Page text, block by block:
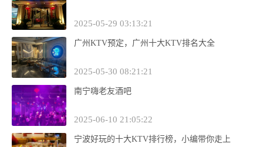
2025-05-29 03:13:21
广州KTV预定，广州十大KTV排名大全
2025-05-30 08:21:21
南宁嗨老友酒吧
2025-06-10 21:05:22
宁波好玩的十大KTV排行榜，小编带你走上